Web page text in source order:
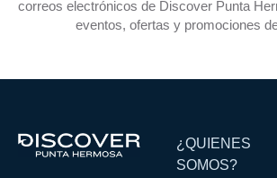
correos electrónicos de Discover Punta
eventos, ofertas y promociones
¿QUIENES
SOMOS?